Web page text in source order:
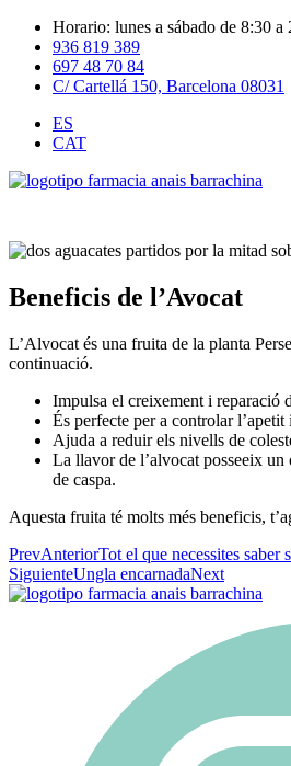
Horario: lunes a sábado de 8:30 a
936 819 389
697 48 70 84
C/ Cartellá 150, Barcelona 08031
ES
CAT
Beneficis de l’Avocat
L’Alvocat és una fruita de la planta
continuació.
Impulsa el creixement i reparació
És perfecte per a controlar
Ajuda a reduir els nivells de
La llavor de l’alvocat posseeix
de caspa.
Aquesta fruita té molts més beneficis,
PrevAnteriorTot el que necessites
SiguienteUngla encarnadaNext